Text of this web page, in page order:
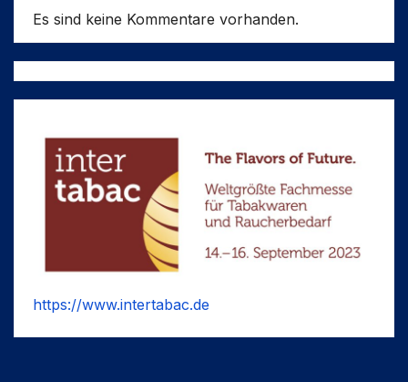
Es sind keine Kommentare vorhanden.
https://www.intertabac.de